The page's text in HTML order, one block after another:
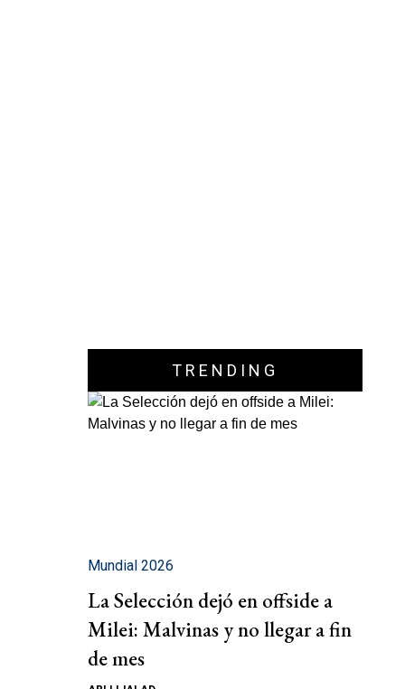
TRENDING
Mundial 2026
La Selección dejó en offside a
Milei: Malvinas y no llegar a fin
de mes